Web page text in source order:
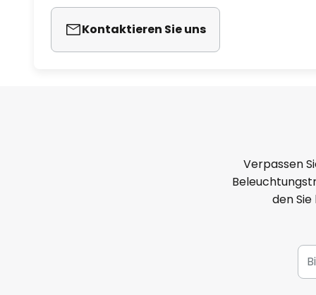
Kontaktieren Sie uns
Verpassen
den